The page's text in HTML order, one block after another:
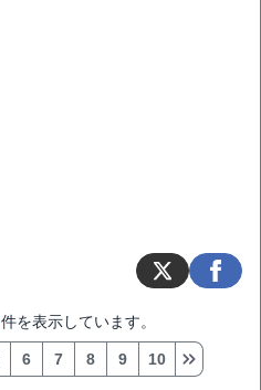
件を表示しています。
6 7 8 9 10